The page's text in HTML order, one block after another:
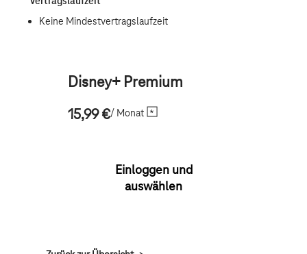
Disney+ Premium
15,99 €/ Monat
Einloggen und
auswählen